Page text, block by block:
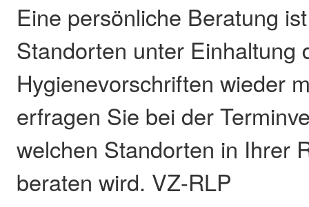
Eine persönliche Beratung
Standorten unter Einhaltung
Hygienevorschriften wieder
erfragen Sie bei der
welchen Standorten in Ihrer
beraten wird. VZ-RLP